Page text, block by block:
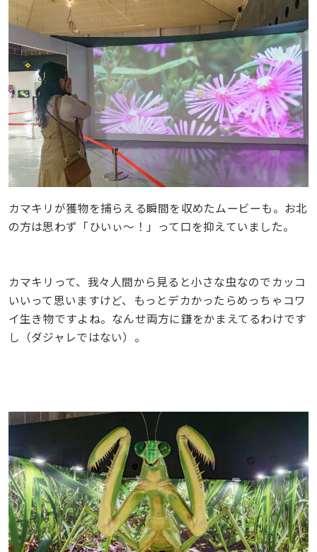
カマキリが獲物を捕らえる瞬間を収めたムービーも。お北
の方は思わず「ひいぃ〜！」って口を抑えていました。
カマキリって、我々人間から見ると小さな虫なのでカッコ
いいって思いますけど、もっとデカかったらめっちゃコワ
イ生き物ですよね。なんせ両方に鎌をかまえてるわけです
し（ダジャレではない）。